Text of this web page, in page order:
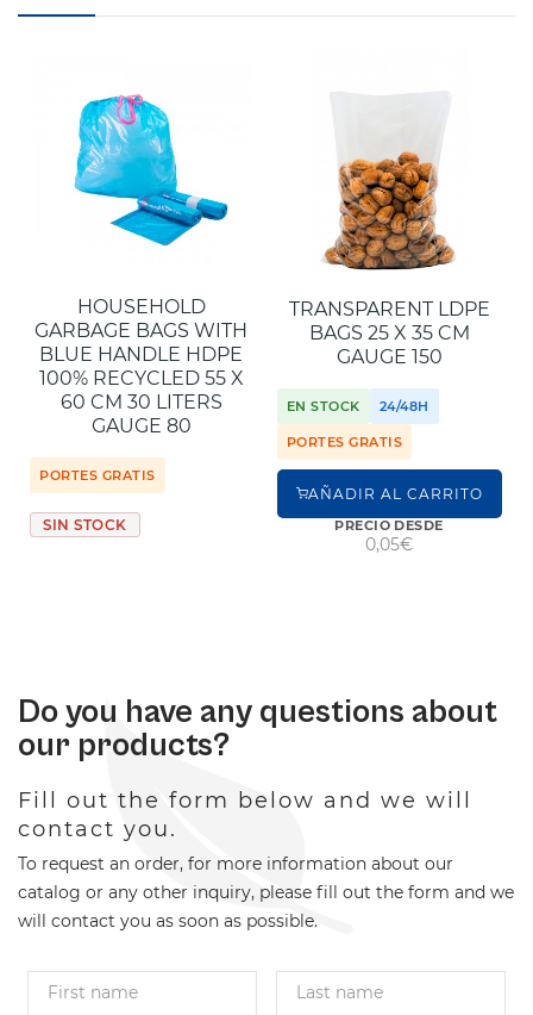
HOUSEHOLD
GARBAGE BAGS WITH
BLUE HANDLE HDPE
100% RECYCLED 55 X
60 CM 30 LITERS
GAUGE 80
PORTES GRATIS
SIN STOCK
TRANSPARENT LDPE
BAGS 25 X 35 CM
GAUGE 150
EN STOCK 24/48H
PORTES GRATIS
AÑADIR AL CARRITO
PRECIO DESDE
0,05€
Do you have any questions about
our products?
Fill out the form below and we will
contact you.
To request an order, for more information about our
catalog or any other inquiry, please fill out the form and we
will contact you as soon as possible.